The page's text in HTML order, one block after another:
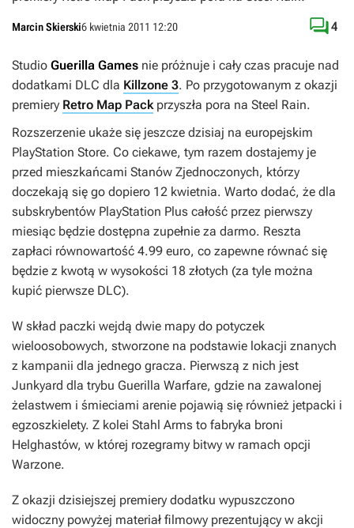
Marcin Skierski6 kwietnia 2011 12:20 4
Studio Guerilla Games nie próżnuje i cały czas pracuje nad
dodatkami DLC dla Killzone 3. Po przygotowanym z okazji
premiery Retro Map Packprzyszła pora na Steel Rain.
Rozszerzenie ukaże się jeszcze dzisiaj na europejskim
PlayStation Store. Co ciekawe, tym razem dostajemy je
przed mieszkańcami Stanów Zjednoczonych, którzy
doczekają się go dopiero 12 kwietnia. Warto dodać, że dla
subskrybentów PlayStation Plus całość przez pierwszy
miesiąc będzie dostępna zupełnie za darmo. Reszta
zapłaci równowartość 4.99 euro, co zapewne równać się
będzie z kwotą w wysokości 18 złotych (za tyle można
kupić pierwsze DLC).
W skład paczki wejdą dwie mapy do potyczek
wieloosobowych, stworzone na podstawie lokacji znanych
z kampanii dla jednego gracza. Pierwszą z nich jest
Junkyard dla trybu Guerilla Warfare, gdzie na zawalonej
żelastwem i śmieciami arenie pojawią się również jetpacki i
egzoszkielety. Z kolei Stahl Arms to fabryka broni
Helghastów, w której rozegramy bitwy w ramach opcji
Warzone.
Z okazji dzisiejszej premiery dodatku wypuszczono
widoczny powyżej materiał filmowy prezentujący w akcji